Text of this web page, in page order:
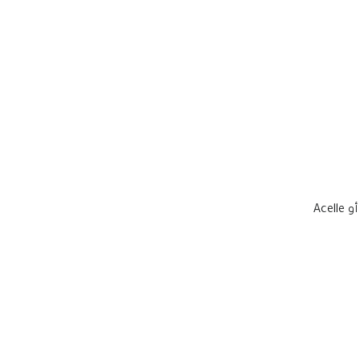
نوع المتابعة المتوقعة: إشعار للتاجر، بريد تلقائي، Mailchimp، أو Acelle